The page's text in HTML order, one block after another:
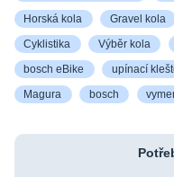
Horská kola Gravel kola
Cyklistika Výběr kola
bosch eBike upínací
Magura bosch